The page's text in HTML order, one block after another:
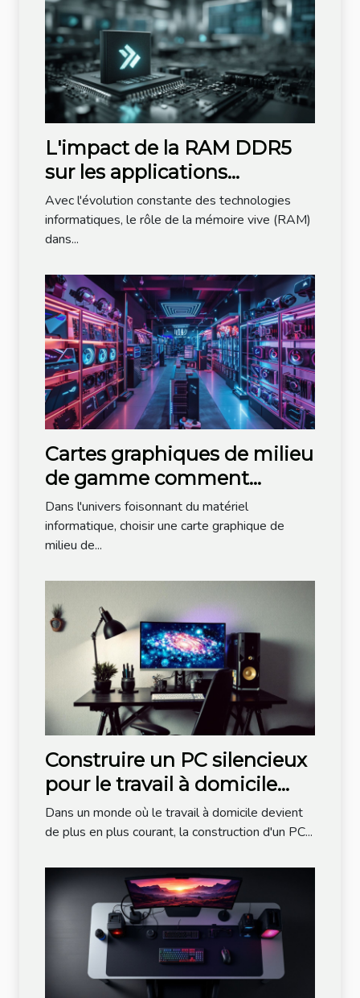
L'impact de la RAM DDR5
sur les applications
multitâches avancées
Avec l'évolution constante des technologies
informatiques, le rôle de la mémoire vive (RAM)
dans...
Cartes graphiques de milieu
de gamme comment
choisir sans se ruiner en
2023
Dans l'univers foisonnant du matériel
informatique, choisir une carte graphique de
milieu de...
Construire un PC silencieux
pour le travail à domicile
critères de sélection et
composants recommandés
Dans un monde où le travail à domicile devient
de plus en plus courant, la construction d'un PC...